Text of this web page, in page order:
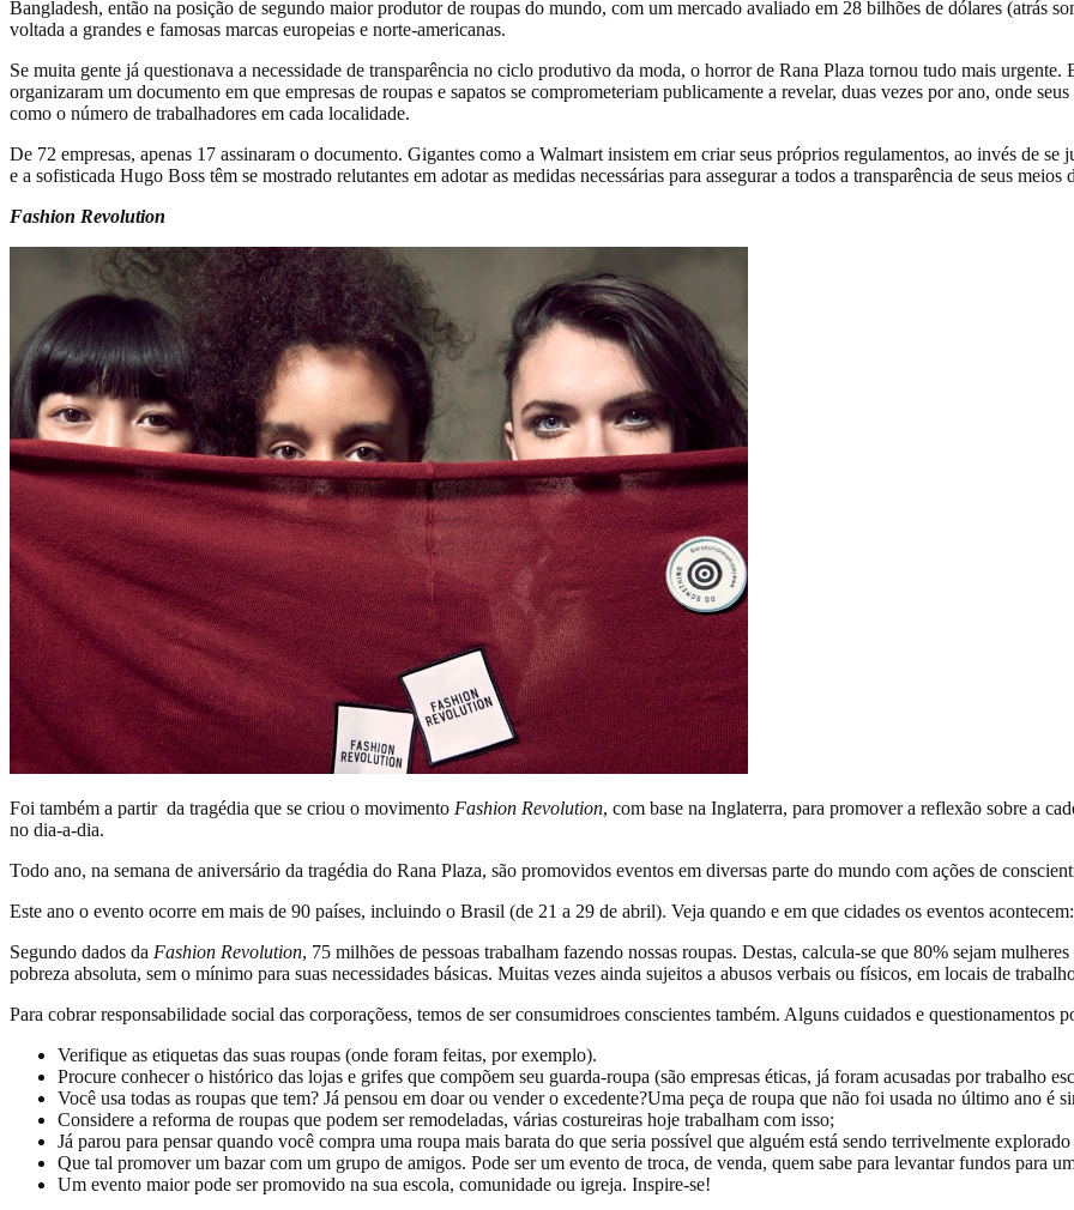
Bangladesh, então na posição de segundo maior produtor de roupas do mundo, com um mercado avaliado em 28 bilhões de dólares (atrás
voltada a grandes e famosas marcas europeias e norte-americanas.
Se muita gente já questionava a necessidade de transparência no ciclo produtivo da moda, o horror de Rana Plaza tornou tudo mais
organizaram um documento em que empresas de roupas e sapatos se comprometeriam publicamente a revelar, duas vezes por ano, onde
como o número de trabalhadores em cada localidade.
De 72 empresas, apenas 17 assinaram o documento. Gigantes como a Walmart insistem em criar seus próprios regulamentos, ao invés de
e a sofisticada Hugo Boss têm se mostrado relutantes em adotar as medidas necessárias para assegurar a todos a transparência de seus
Fashion Revolution
Foi também a partir da tragédia que se criou o movimento Fashion Revolution, com base na Inglaterra, para promover a reflexão sobre a
no dia-a-dia.
Todo ano, na semana de aniversário da tragédia do Rana Plaza, são promovidos eventos em diversas parte do mundo com ações de
Este ano o evento ocorre em mais de 90 países, incluindo o Brasil (de 21 a 29 de abril). Veja quando e em que cidades os eventos acontecem:
Segundo dados da Fashion Revolution, 75 milhões de pessoas trabalham fazendo nossas roupas. Destas, calcula-se que 80% sejam
pobreza absoluta, sem o mínimo para suas necessidades básicas. Muitas vezes ainda sujeitos a abusos verbais ou físicos, em locais de
Para cobrar responsabilidade social das corporaçõess, temos de ser consumidroes conscientes também. Alguns cuidados e questionamentos
Verifique as etiquetas das suas roupas (onde foram feitas, por exemplo).
Procure conhecer o histórico das lojas e grifes que compõem seu guarda-roupa (são empresas éticas, já foram acusadas por trabalho
Você usa todas as roupas que tem? Já pensou em doar ou vender o excedente?Uma peça de roupa que não foi usada no último ano é
Considere a reforma de roupas que podem ser remodeladas, várias costureiras hoje trabalham com isso;
Já parou para pensar quando você compra uma roupa mais barata do que seria possível que alguém está sendo terrivelmente
Que tal promover um bazar com um grupo de amigos. Pode ser um evento de troca, de venda, quem sabe para levantar fundos para
Um evento maior pode ser promovido na sua escola, comunidade ou igreja. Inspire-se!